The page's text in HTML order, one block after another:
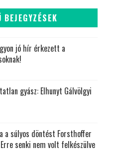
BEJEGYZÉSEK
jó hír érkezett a
gyász: Elhunyt Gálvölgyi
a súlyos döntést Forsthoffer
senki nem volt felkészülve